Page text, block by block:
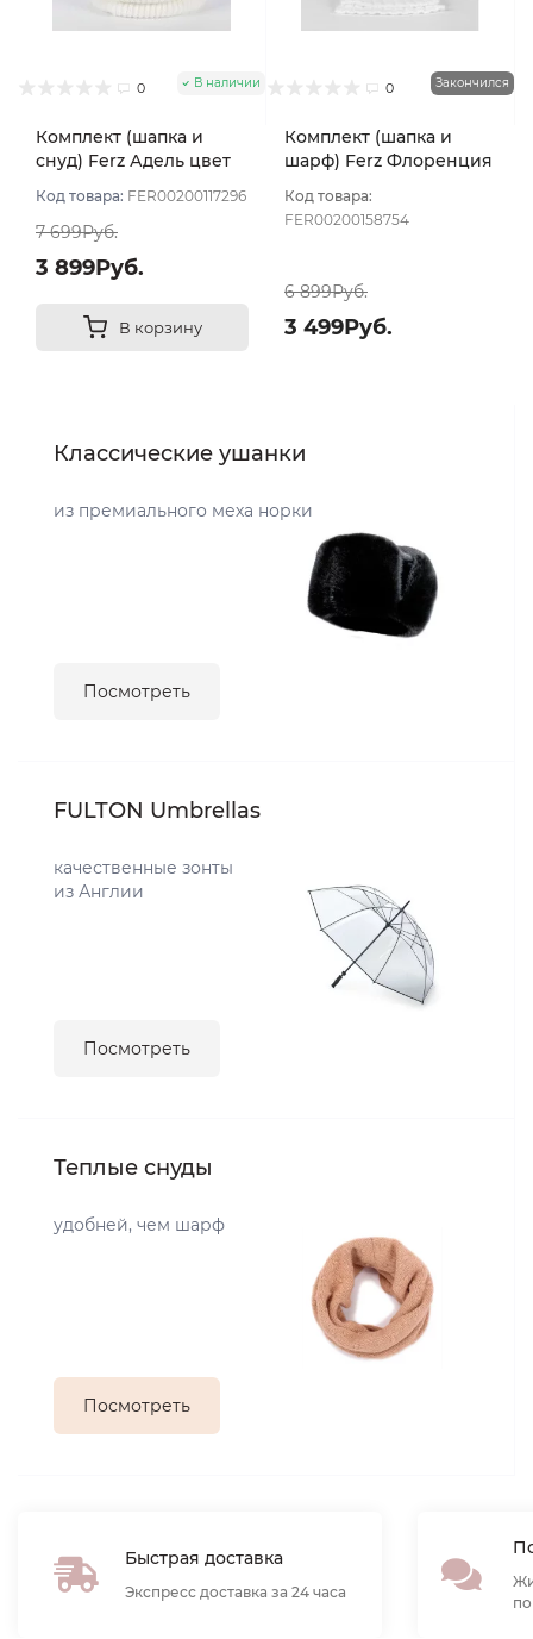
0 В наличии
Комплект (шапка и
снуд) Ferz Адель цвет
Код товара: FER00200117296
7 699Руб.
3 899Руб.
В корзину
0 Закончился
Комплект (шапка и
шарф) Ferz Флоренция
Код товара:
FER00200158754
6 899Руб.
3 499Руб.
Классические ушанки
из премиального меха норки
Посмотреть
FULTON Umbrellas
качественные зонты
из Англии
Посмотреть
Теплые снуды
удобней, чем шарф
Посмотреть
Быстрая доставка
Экспресс доставка за 24 часа